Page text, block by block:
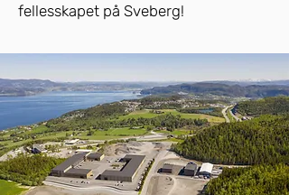
fellesskapet på Sveberg!